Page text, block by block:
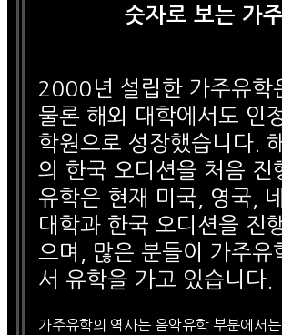
숫자로 보는 가주
2000년 설립한 가주유학
물론 해외 대학에서도 인
학원으로 성장했습니다.
의 한국 오디션을 처음 진
유학은 현재 미국, 영국,
대학과 한국 오디션을 진
으며, 많은 분들이 가주유
서 유학을 가고 있습니다.
가주유학의 역사는 음악유학 부분에서